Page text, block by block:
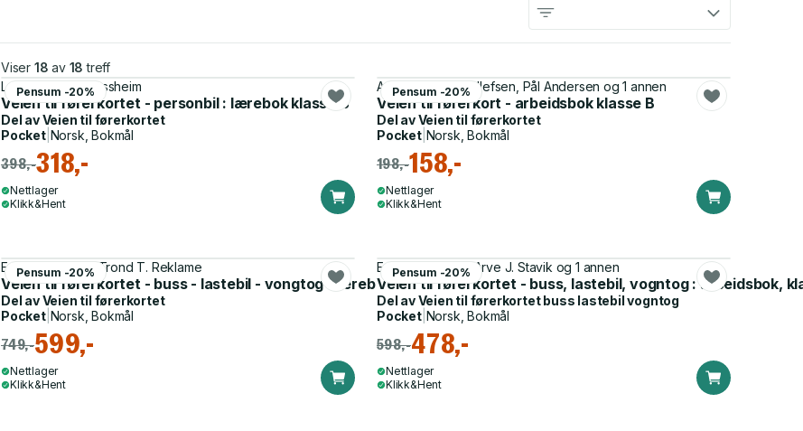
Viser 18 av 18 treff
Pensum -20%
Lena Jeanette Fossheim
Veien til førerkortet - personbil : lærebok klasse B
Del avVeien til førerkortet
Pocket| Norsk, Bokmål
398,-318,-
Nettlager
Klikk&Hent
Pensum -20%
Anne Kristin B. Tollefsen, Pål Andersen og 1 annen
Veien til førerkort - arbeidsbok klasse B
Del avVeien til førerkortet
Pocket| Norsk, Bokmål
198,-158,-
Nettlager
Klikk&Hent
Pensum -20%
Erik Lysenstøen, Trond T. Reklame
Veien til førerkortet - buss - lastebil - vongtog : lærebok, klasse C,CE,D og DE
Del avVeien til førerkortet
Pocket| Norsk, Bokmål
749,-599,-
Nettlager
Klikk&Hent
Pensum -20%
Erik Lysenstøen, Arve J. Stavik og 1 annen
Veien til førerkortet - buss, lastebil, vogntog : arbeidsbok,
Del avVeien til førerkortet buss lastebil vogntog
Pocket| Norsk, Bokmål
598,-478,-
Nettlager
Klikk&Hent